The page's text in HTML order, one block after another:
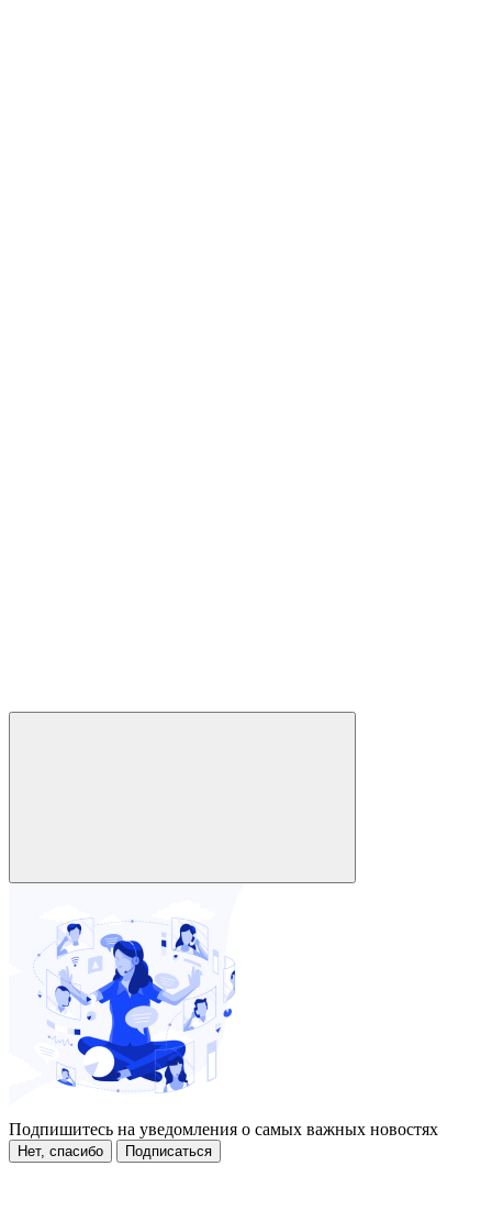
Подпишитесь на уведомления о самых важных новостях
Нет, спасибо Подписаться